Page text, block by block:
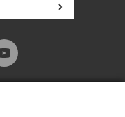
All rights reserved.